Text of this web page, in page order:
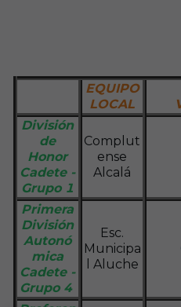
EQUIPO
LOCAL
División
de
Honor
Cadete -
Grupo 1
Complut
ense
Alcalá
Primera
División
Autonó
mica
Cadete -
Grupo 4
Esc.
Municipa
l Aluche